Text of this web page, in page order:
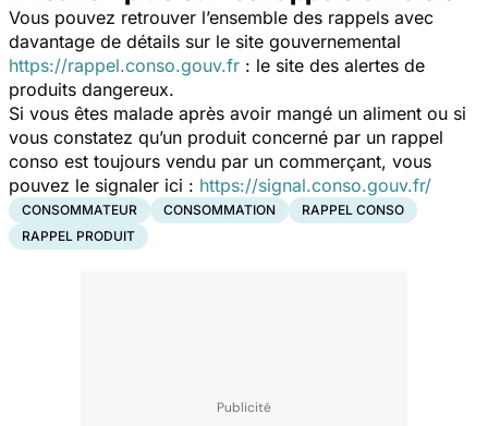
Vous pouvez retrouver l’ensemble des rappels avec
davantage de détails sur le site gouvernemental
https://rappel.conso.gouv.fr : le site des alertes de
produits dangereux.
Si vous êtes malade après avoir mangé un aliment ou si
vous constatez qu’un produit concerné par un rappel
conso est toujours vendu par un commerçant, vous
pouvez le signaler ici : https://signal.conso.gouv.fr/
CONSOMMATEUR CONSOMMATION
RAPPEL CONSO
RAPPEL PRODUIT